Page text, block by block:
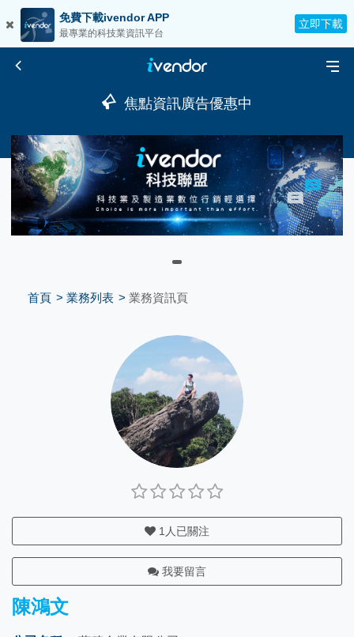
免費下載ivendor APP
最專業的科技業資訊平台
立即下載
焦點資訊廣告優惠中
首頁 業務列表 業務資訊頁
1 人已關注
我要留言
陳鴻文